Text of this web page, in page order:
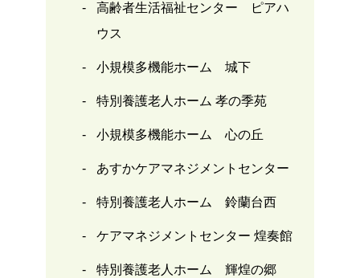
高齢者生活福祉センター ピアハ
ウス
小規模多機能ホーム 城下
特別養護老人ホーム 孝の季苑
小規模多機能ホーム 心の丘
あすかケアマネジメントセンター
特別養護老人ホーム 鈴蘭台西
ケアマネジメントセンター 煌奏館
特別養護老人ホーム 輝煌の郷